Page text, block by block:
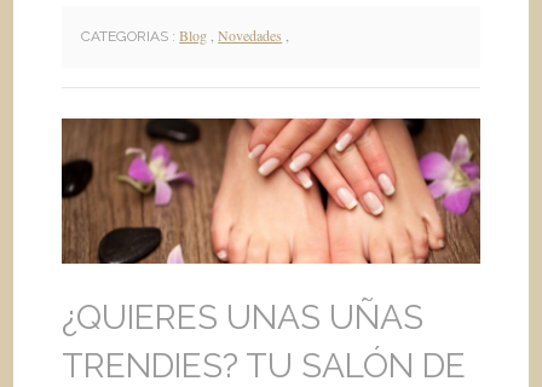
CATEGORIAS : Blog ,Novedades
¿QUIERES UNAS UÑAS
TRENDIES? TU SALÓN DE